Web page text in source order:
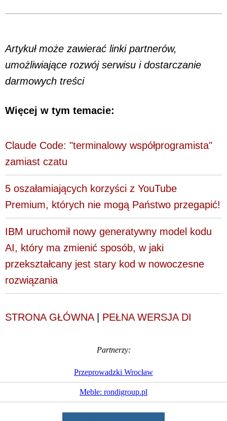
Artykuł może zawierać linki partnerów,
umożliwiające rozwój serwisu i dostarczanie
darmowych treści
Więcej w tym temacie:
Claude Code: "terminalowy współprogramista"
zamiast czatu
5 oszałamiających korzyści z YouTube
Premium, których nie mogą Państwo przegapić!
IBM uruchomił nowy generatywny model kodu
AI, który ma zmienić sposób, w jaki
przekształcany jest stary kod w nowoczesne
rozwiązania
STRONA GŁÓWNA| PEŁNA WERSJA DI
Partnerzy:
Przeprowadzki Wrocław
Meble: rondigroup.pl